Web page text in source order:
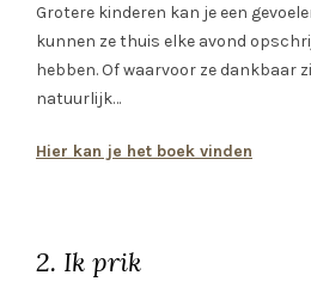
Grotere kinderen kan je een
kunnen ze thuis elke avond
hebben. Of waarvoor ze dankbaar
natuurlijk…
Hier kan je het boek vinden
2. Ik prik